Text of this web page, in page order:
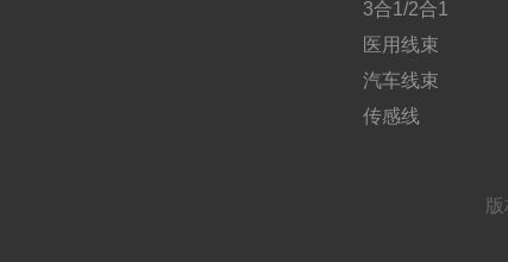
3合1/2合1
医用线束
汽车线束
传感线